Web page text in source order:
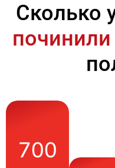
Сколько
починили
700